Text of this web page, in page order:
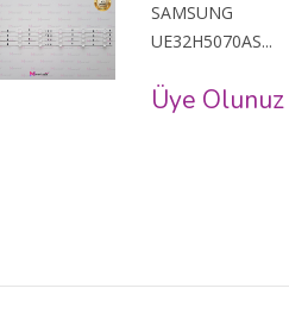
SAMSUNG
UE32H5070AS...
Üye Olunuz